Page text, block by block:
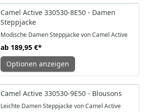
Camel Active 330530-8E50 - Damen
Steppjacke
Modische Damen Steppjacke von Camel Active
ab 189,95 €*
Optionen anzeigen
-32%
Camel Active 330530-9E50 - Blousons
Leichte Damen Steppjacke von Camel Active